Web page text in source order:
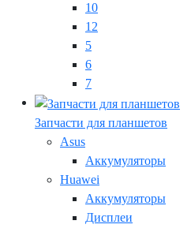
10
12
5
6
7
Запчасти для планшетов
Asus
Аккумуляторы
Huawei
Аккумуляторы
Дисплеи